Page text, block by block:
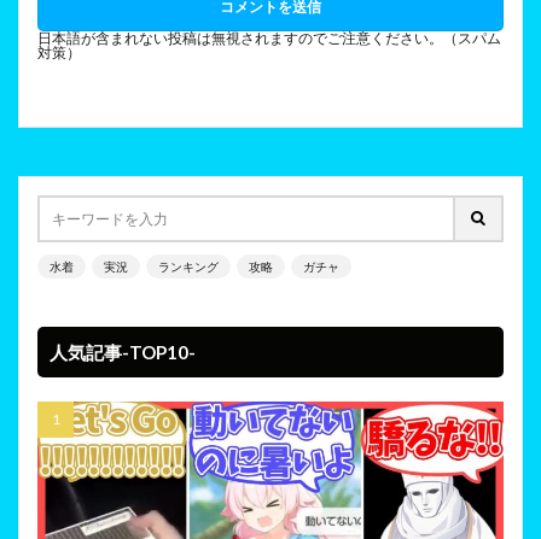
日本語が含まれない投稿は無視されますのでご注意ください。（スパム
対策）
水着 実況 ランキング 攻略 ガチャ
人気記事-TOP10-